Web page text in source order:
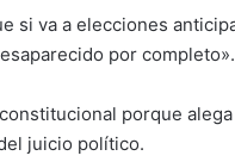
si va a elecciones
por completo».
porque
juicio político.